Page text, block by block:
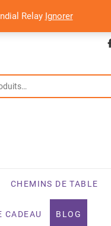
Relay Ignorer
CHEMINS DE TABLE
CADEAU BLOG